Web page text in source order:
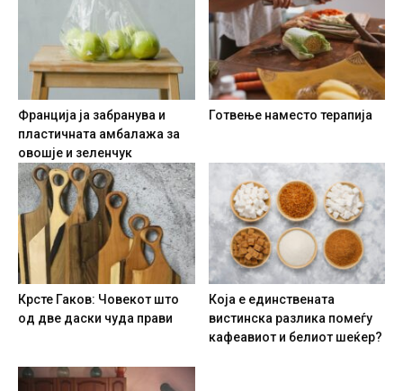
Франција ја забранува и
пластичната амбалажа за
овошје и зеленчук
Готвење наместо терапија
Крсте Гаков: Човекот што
од две даски чуда прави
Која е единствената
вистинска разлика помеѓу
кафеавиот и белиот шеќер?